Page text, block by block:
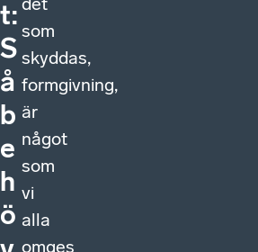
t:
S
å
b
e
h
ö
som
skyddas,
formgivning,
är
något
som
vi
alla
omges